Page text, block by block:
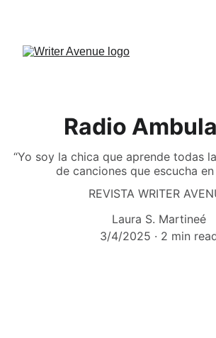
Radio
“Yo soy la chica que aprende todas
de canciones que escucha
REVISTA WRITER
Laura S. Martineé
3/4/2025
2 min